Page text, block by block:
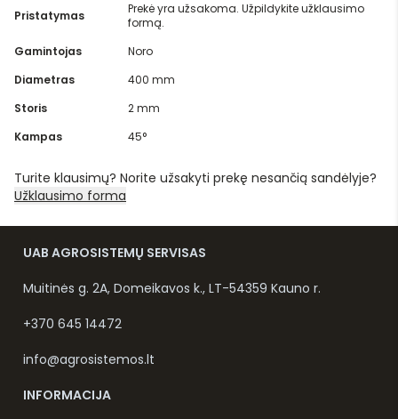
Pristatymas
Prekė yra užsakoma. Užpildykite užklausimo
formą.
Gamintojas
Noro
Diametras
400 mm
Storis
2 mm
Kampas
45°
Turite klausimų? Norite užsakyti prekę nesančią sandėlyje?
Užklausimo forma
UAB AGROSISTEMŲ SERVISAS
Muitinės g. 2A, Domeikavos k., LT-54359 Kauno r.
+370 645 14472
info@agrosistemos.lt
INFORMACIJA